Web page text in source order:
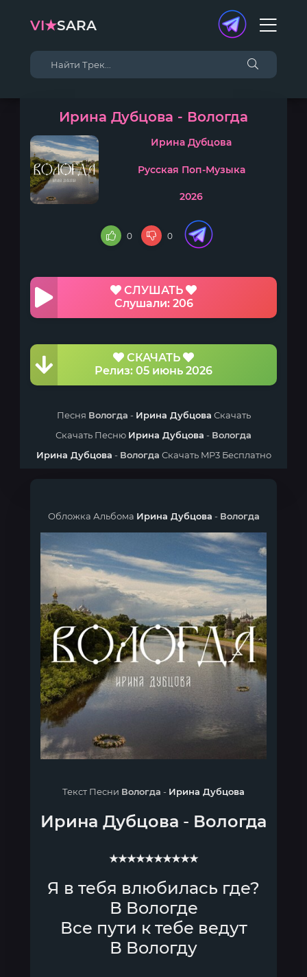
VI★SARA
Ирина Дубцова - Вологда
Ирина Дубцова
Русская Поп-Музыка
2026
0 0
СЛУШАТЬ
Слушали: 206
СКАЧАТЬ
Релиз: 05 июнь 2026
Песня Вологда - Ирина Дубцова Скачать
Скачать Песню Ирина Дубцова - Вологда
Ирина Дубцова - Вологда Скачать MP3 Бесплатно
Обложка Альбома Ирина Дубцова - Вологда
Текст Песни Вологда - Ирина Дубцова
Ирина Дубцова - Вологда
★★★★★★★★★★
Я в тебя влюбилась где?
В Вологде
Все пути к тебе ведут
В Вологду